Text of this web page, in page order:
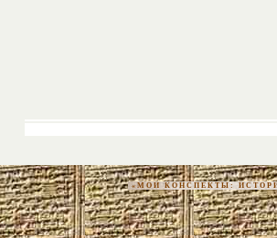
«МОИ КОНСПЕКТЫ: